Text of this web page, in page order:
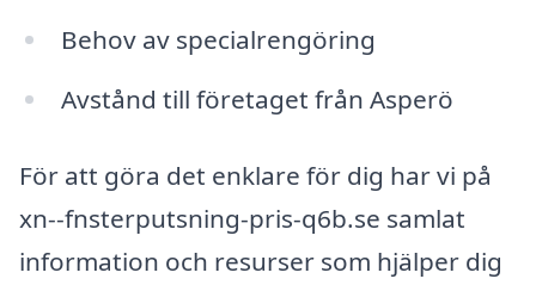
Behov av specialrengöring
Avstånd till företaget från Asperö
För att göra det enklare för dig har vi på
xn--fnsterputsning-pris-q6b.se samlat
information och resurser som hjälper dig